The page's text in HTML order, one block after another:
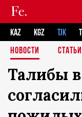
KAZ KGZ TJK
НОВОСТИ
СТАТЬИ
Талибы